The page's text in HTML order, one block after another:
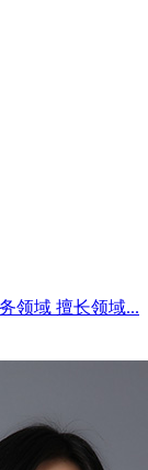
领域 擅长领域...